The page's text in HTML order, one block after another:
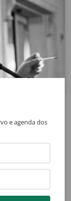
VIA WHATSAPP
e agenda dos